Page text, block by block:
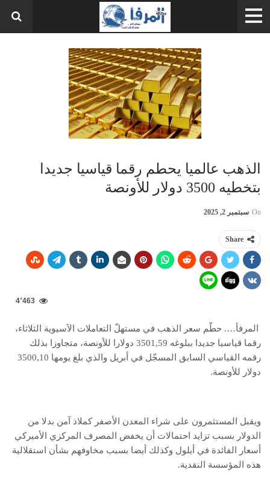
الذهب عالميا يحطم رقما قياسيا جديدا
بتخطيه 3500 دولار للأونصة
On سبتمبر 2, 2025
Share
4٬463
المرفأ…. حطّم سعر الذهب في مستهلّ التعاملات الآسيوية الثلاثاء،
رقما قياسيا جديدا ببلوغه 3501,59 دولارا للأونصة، متجاوزا بذلك
رقمه القياسي السابق المسجّل في أبريل والذي بلغ يومها 3500,10
دولار للأونصة.
ويقبل المستثمرون على شراء المعدن الأصفر كملاذ آمن بدلا من
الدولار بسبب تزايد احتمالات أن يخفض المصرف المركزي الأميركي
أسعار الفائدة في أيلول وكذلك أيضا بسبب مخاوفهم بشأن استقلالية
هذه المؤسسة النقدية.